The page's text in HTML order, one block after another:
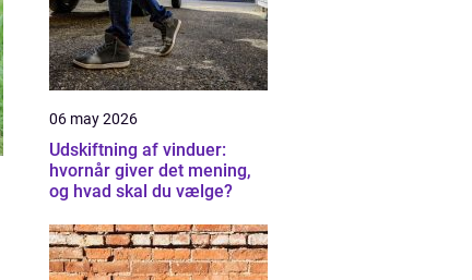
06 may 2026
Udskiftning af vinduer:
hvornår giver det mening,
og hvad skal du vælge?